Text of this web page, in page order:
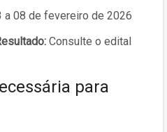
a 08 de fevereiro de 2026
Consulte o edital
para